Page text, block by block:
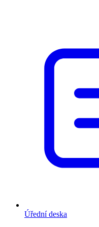
Úřední deska